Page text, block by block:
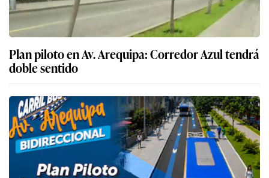
Plan piloto en Av. Arequipa: Corredor Azul tendrá
doble sentido